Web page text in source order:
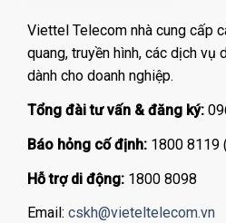
Viettel Telecom nhà cung cấp
quang, truyền hình, các dịch vụ
dành cho doanh nghiệp.
Tổng đài tư vấn & đăng ký:
Báo hỏng cố định: 1800 8119
Hỗ trợ di động: 1800 8098
Email: cskh@vieteltelecom.vn